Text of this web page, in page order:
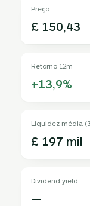
Preço
£ 150,43
Retorno 12m
+13,9%
Liquidez média
£ 197 mil
Dividend yield
—